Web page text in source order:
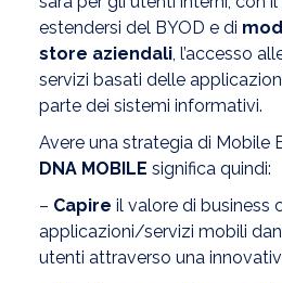
estendersi del BYOD e di
store aziendali, l’accesso
servizi basati delle
parte dei sistemi informativi.
Avere una strategia di Mobile
DNA MOBILE significa quindi:
– Capire il valore di business
applicazioni/servizi mobili
utenti attraverso una